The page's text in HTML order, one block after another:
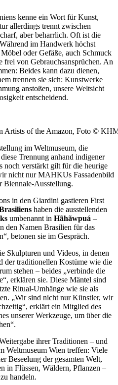
kenne ein Wort für Kunst,
allerdings trennt zwischen
aber beharrlich. Oft ist die
im Handwerk höchst
oder Gefäße, auch Schmuck
von Gebrauchsansprüchen. An
Beides kann dazu dienen,
trennen sie sich: Kunstwerke
anstoßen, unsere Weltsicht
entscheidend.
Artists of the Amazon, Foto ©
im Weltmuseum, die
Trennung anhand indigener
noch verstärkt gilt für die heurige
nicht nur MAHKUs Fassadenbild
Biennale-Ausstellung.
in den Giardini gastieren First
haben die ausstellenden
umbenannt in Hãhãwpuá –
den Namen Brasilien für das
betonen sie im Gespräch.
Skulpturen und Videos, in denen
der traditionellen Kostüme wie die
stehen – beides „verbinde die
erklären sie. Diese Mäntel sind
Ritual-Umhänge wie sie als
„Wir sind nicht nur Künstler, wir
erklärt ein Mitglied des
unserer Werkzeuge, um über die
ihrer Traditionen – und
Weltmuseum Wien treffen: Viele
Beseelung der gesamten Welt,
in Flüssen, Wäldern, Pflanzen –
handeln.